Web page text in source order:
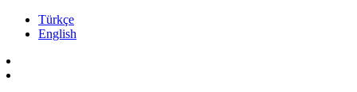
Türkçe
English